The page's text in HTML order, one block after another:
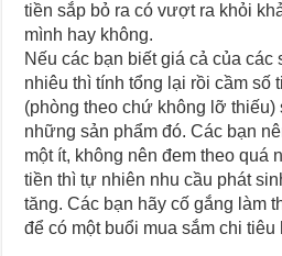
tiền sắp bỏ ra có vượt ra khỏi
mình hay không.
Nếu các bạn biết giá cả của các
nhiêu thì tính tổng lại rồi cầm số
(phòng theo chứ không lỡ thiếu)
những sản phẩm đó. Các bạn
một ít, không nên đem theo quá
tiền thì tự nhiên nhu cầu phát
tăng. Các bạn hãy cố gắng làm
để có một buổi mua sắm chi tiêu